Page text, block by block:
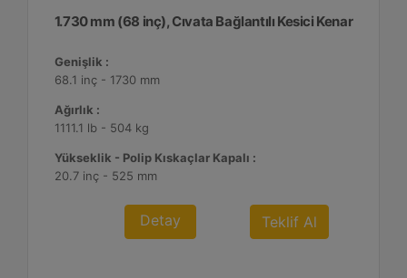
1.730 mm (68 inç), Cıvata Bağlantılı Kesici Kenar
Genişlik :
68.1 inç - 1730 mm
Ağırlık :
1111.1 lb - 504 kg
Yükseklik - Polip Kıskaçlar Kapalı :
20.7 inç - 525 mm
Detay Teklif Al